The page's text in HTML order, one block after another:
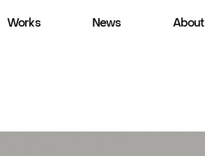
Works News About